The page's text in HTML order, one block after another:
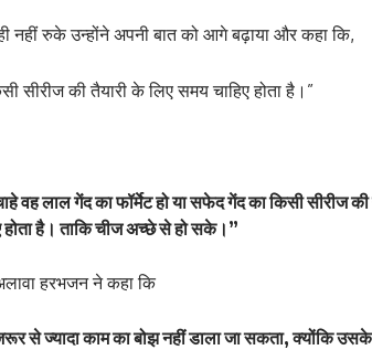
नहीं रुके उन्होंने अपनी बात को आगे बढ़ाया और कहा कि,
सीरीज की तैयारी के लिए समय चाहिए होता है।”
वह लाल गेंद का फॉर्मेट हो या सफेद गेंद का किसी सीरीज
होता है। ताकि चीज अच्छे से हो सके।”
हरभजन ने कहा कि
से ज्यादा काम का बोझ नहीं डाला जा सकता, क्योंकि उसके